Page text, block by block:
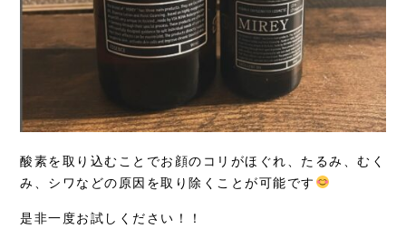
酸素を取り込むことでお顔のコリがほぐれ、たるみ、むく
み、シワなどの原因を取り除くことが可能です
是非一度お試しください！！